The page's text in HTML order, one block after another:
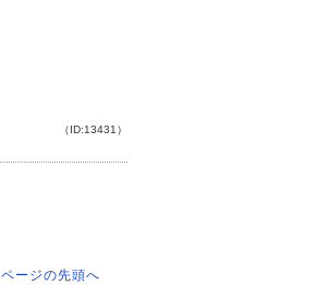
（ID:13431）
ページの先頭へ